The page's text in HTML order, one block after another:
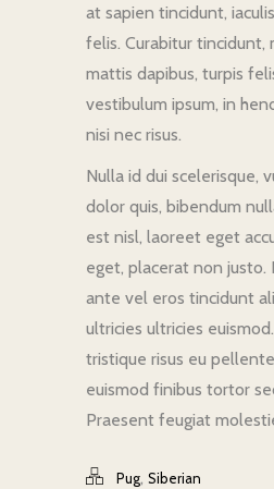
at sapien tincidunt,
felis. Curabitur tincidunt,
mattis dapibus, turpis
vestibulum ipsum, in
nisi nec risus.
Nulla id dui scelerisque,
dolor quis, bibendum
est nisl, laoreet eget
eget, placerat non justo.
ante vel eros tincidunt
ultricies ultricies
tristique risus eu
euismod finibus tortor
Praesent feugiat
Pug, Siberian